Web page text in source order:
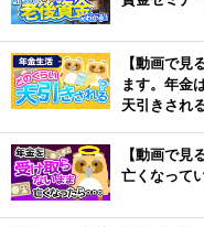
【動画で見
ます。年金
天引きされ
【動画で見
亡くなって